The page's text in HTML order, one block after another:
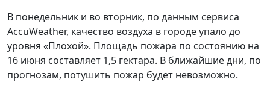
В понедельник и во вторник, по данным сервиса
AccuWeather, качество воздуха в городе упало до
уровня «Плохой». Площадь пожара по состоянию на
16 июня составляет 1,5 гектара. В ближайшие дни, по
прогнозам, потушить пожар будет невозможно.